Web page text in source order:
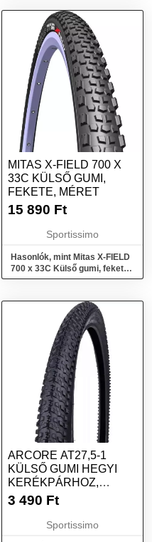
MITAS X-FIELD 700 X
33C KÜLSŐ GUMI,
FEKETE, MÉRET
15 890 Ft
Sportissimo
Hasonlók, mint Mitas X-FIELD
700 x 33C Külső gumi, fekete,
méret
ARCORE AT27,5-1
KÜLSŐ GUMI HEGYI
KERÉKPÁRHOZ,
FEKETE, MÉRET
3 490 Ft
Sportissimo